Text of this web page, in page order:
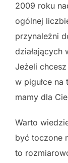
2009 roku
ogólnej
przynależni
działających
Jeżeli
w pigułce
mamy dla
Warto
być toczone
to